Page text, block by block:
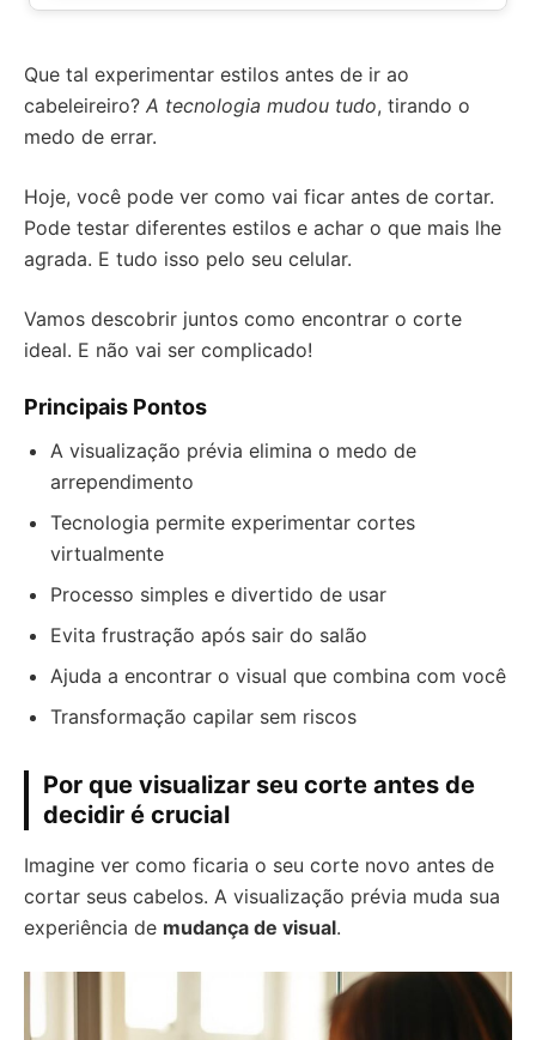
Que tal experimentar estilos antes de ir ao
cabeleireiro? A tecnologia mudou tudo, tirando o
medo de errar.
Hoje, você pode ver como vai ficar antes de cortar.
Pode testar diferentes estilos e achar o que mais lhe
agrada. E tudo isso pelo seu celular.
Vamos descobrir juntos como encontrar o corte
ideal. E não vai ser complicado!
Principais Pontos
A visualização prévia elimina o medo de
arrependimento
Tecnologia permite experimentar cortes
virtualmente
Processo simples e divertido de usar
Evita frustração após sair do salão
Ajuda a encontrar o visual que combina com você
Transformação capilar sem riscos
Por que visualizar seu corte antes de
decidir é crucial
Imagine ver como ficaria o seu corte novo antes de
cortar seus cabelos. A visualização prévia muda sua
experiência de mudança de visual.